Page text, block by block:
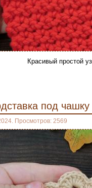
Красивый простой
под
Просмотров: 2569